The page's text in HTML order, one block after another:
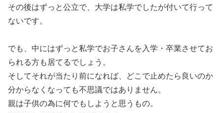
その後はずっと公立で、大学は私学でしたが付いて行って
ないです。
でも、中にはずっと私学でお子さんを入学・卒業させてお
られる方も居てるでしょう。
そしてそれが当たり前になれば、どこで止めたら良いのか
分からなくなっても不思議ではありません。
親は子供の為に何でもしようと思うもの。